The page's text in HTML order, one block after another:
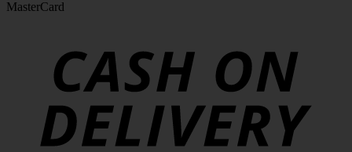
MasterCard